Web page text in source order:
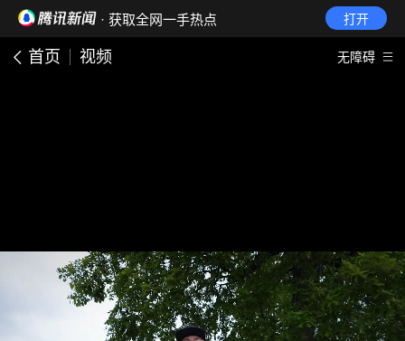
· 获取全网一手热点 打开
首页 视频 无障碍